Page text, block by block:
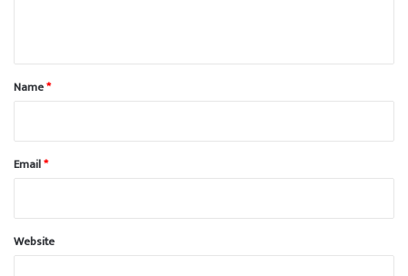
*
Name*
Email*
Website